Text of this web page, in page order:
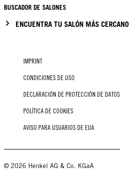
BUSCADOR DE SALONES
ENCUENTRA TU SALÓN MÁS CERCANO
IMPRINT
CONDICIONES DE USO
DECLARACIÓN DE PROTECCIÓN DE DATOS
POLÍTICA DE COOKIES
AVISO PARA USUARIOS DE EUA
© 2026 Henkel AG & Co. KGaA